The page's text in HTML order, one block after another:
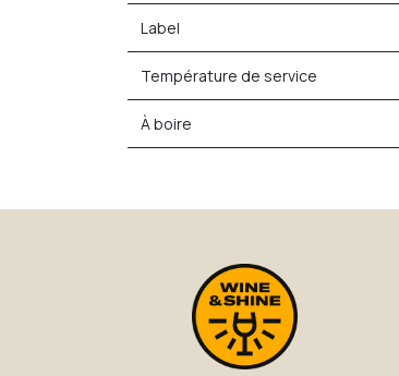
Label
Température de service
À boire